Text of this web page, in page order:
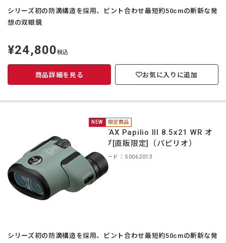
シリーズ初の防滴構造を採用、ピント合わせ最短約50cmの斬新な発
想の双眼鏡
定
価
¥24,800税込
商品詳細を見る お気に入りに追加
NEW 限定商品
PENTAX Papilio III 8.5x21 WR オ
リーブ[直販限定]（パピリオ）
商品コード：S0062013
シリーズ初の防滴構造を採用、ピント合わせ最短約50cmの斬新な発